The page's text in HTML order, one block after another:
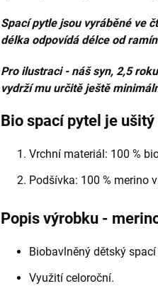
Spací pytle jsou vyráběné ve
délka odpovídá délce od
Pro ilustraci - náš syn, 2,5
vydrží mu určitě ještě
Bio spací pytel je
Vrchní materiál: 100 %
Podšívka: 100 % merino
Popis výrobku -
Biobavlněný dětský
Využití celoroční.